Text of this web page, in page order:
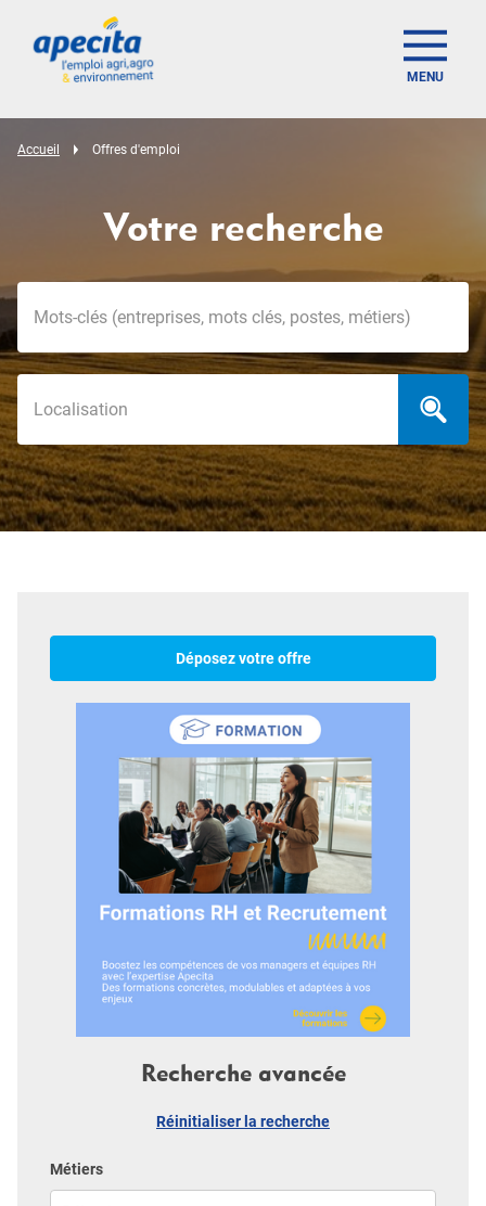
MENU
Accueil Offres d'emploi
Votre recherche
Déposez votre offre
Recherche avancée
Réinitialiser la recherche
Métiers